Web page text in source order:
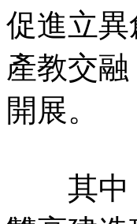
促進立
產教交
開展。
其中，